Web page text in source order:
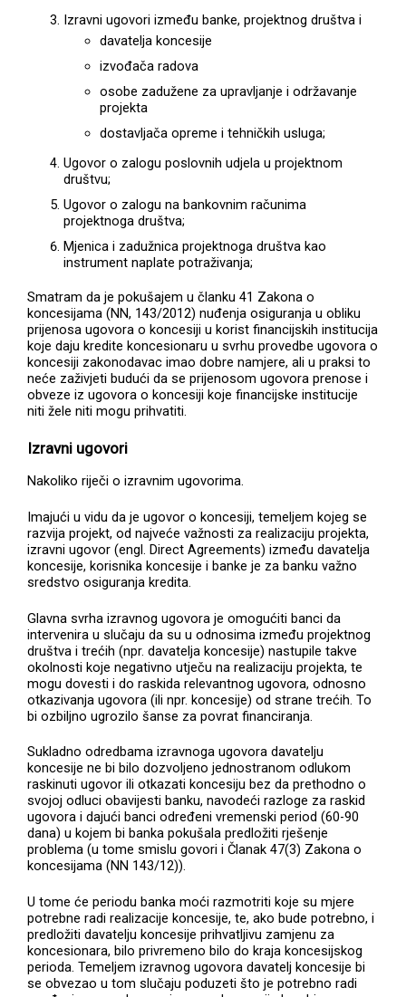
Izravni ugovori između banke, projektnog društva i
davatelja koncesije
izvođača radova
osobe zadužene za upravljanje i održavanje
projekta
dostavljača opreme i tehničkih usluga;
Ugovor o zalogu poslovnih udjela u projektnom
društvu;
Ugovor o zalogu na bankovnim računima
projektnoga društva;
Mjenica i zadužnica projektnoga društva kao
instrument naplate potraživanja;
Smatram da je pokušajem u članku 41 Zakona o
koncesijama (NN, 143/2012) nuđenja osiguranja u obliku
prijenosa ugovora o koncesiji u korist financijskih institucija
koje daju kredite koncesionaru u svrhu provedbe ugovora o
koncesiji zakonodavac imao dobre namjere, ali u praksi to
neće zaživjeti budući da se prijenosom ugovora prenose i
obveze iz ugovora o koncesiji koje financijske institucije
niti žele niti mogu prihvatiti.
Izravni ugovori
Nakoliko riječi o izravnim ugovorima.
Imajući u vidu da je ugovor o koncesiji, temeljem kojeg se
razvija projekt, od najveće važnosti za realizaciju projekta,
izravni ugovor (engl. Direct Agreements) između davatelja
koncesije, korisnika koncesije i banke je za banku važno
sredstvo osiguranja kredita.
Glavna svrha izravnog ugovora je omogućiti banci da
intervenira u slučaju da su u odnosima između projektnog
društva i trećih (npr. davatelja koncesije) nastupile takve
okolnosti koje negativno utječu na realizaciju projekta, te
mogu dovesti i do raskida relevantnog ugovora, odnosno
otkazivanja ugovora (ili npr. koncesije) od strane trećih. To
bi ozbiljno ugrozilo šanse za povrat financiranja.
Sukladno odredbama izravnoga ugovora davatelju
koncesije ne bi bilo dozvoljeno jednostranom odlukom
raskinuti ugovor ili otkazati koncesiju bez da prethodno o
svojoj odluci obavijesti banku, navodeći razloge za raskid
ugovora i dajući banci određeni vremenski period (60-90
dana) u kojem bi banka pokušala predložiti rješenje
problema (u tome smislu govori i Članak 47(3) Zakona o
koncesijama (NN 143/12)).
U tome će periodu banka moći razmotriti koje su mjere
potrebne radi realizacije koncesije, te, ako bude potrebno, i
predložiti davatelju koncesije prihvatljivu zamjenu za
koncesionara, bilo privremeno bilo do kraja koncesijskog
perioda. Temeljem izravnog ugovora davatelj koncesije bi
se obvezao u tom slučaju poduzeti što je potrebno radi